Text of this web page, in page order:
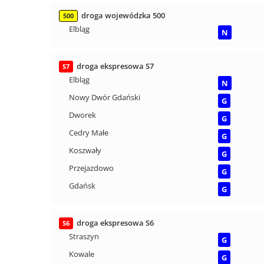
500
droga wojewódzka 500
Elbląg
N
S7
droga ekspresowa S7
Elbląg
N
Nowy Dwór Gdański
G
Dworek
G
Cedry Małe
G
Koszwały
G
Przejazdowo
G
Gdańsk
G
S6
droga ekspresowa S6
Straszyn
G
Kowale
G